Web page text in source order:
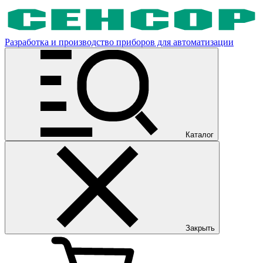
Разработка и производство приборов для автоматизации
Каталог
Закрыть